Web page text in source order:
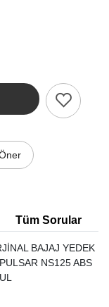
Tüm Sorular
BAJAJ YEDEK
NS125 ABS